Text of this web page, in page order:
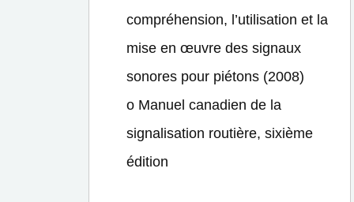
compréhension, l’utilisation et la
mise en œuvre des signaux
sonores pour piétons (2008)
o Manuel canadien de la
signalisation routière, sixième
édition